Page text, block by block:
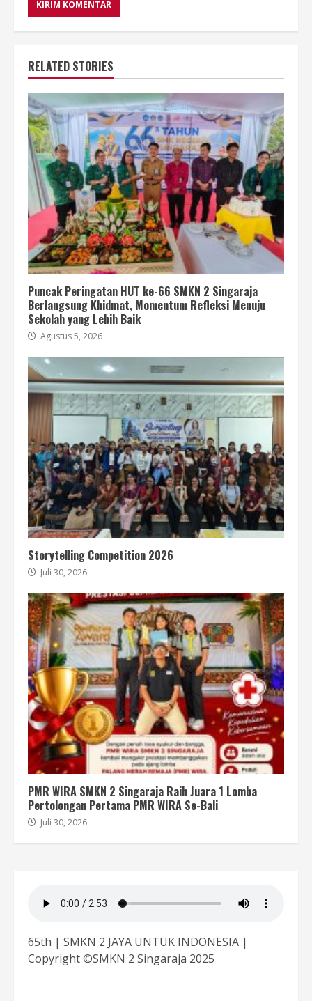
RELATED STORIES
Puncak Peringatan HUT ke-66 SMKN 2 Singaraja
Berlangsung Khidmat, Momentum Refleksi Menuju
Sekolah yang Lebih Baik
Agustus 5, 2026
Storytelling Competition 2026
Juli 30, 2026
PMR WIRA SMKN 2 Singaraja Raih Juara 1 Lomba
Pertolongan Pertama PMR WIRA Se-Bali
Juli 30, 2026
65th | SMKN 2 JAYA UNTUK INDONESIA |
Copyright ©SMKN 2 Singaraja 2025